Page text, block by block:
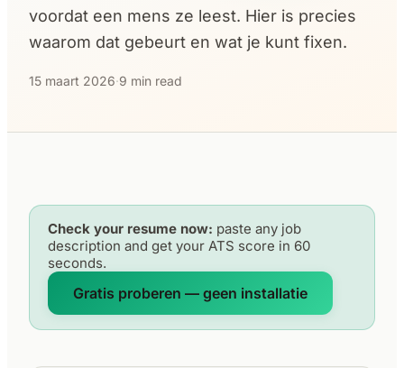
voordat een mens ze leest. Hier is precies
waarom dat gebeurt en wat je kunt fixen.
15 maart 2026·9 min read
Check your resume now: paste any job
description and get your ATS score in 60
seconds.
Gratis proberen — geen installatie